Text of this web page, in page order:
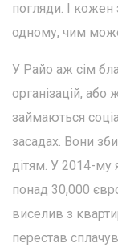
погляди. І
одному, чим
У Райо аж сім
організацій, або
займаються
засадах. Вони
дітям. У 2014-му
понад 30,000
виселив з
перестав